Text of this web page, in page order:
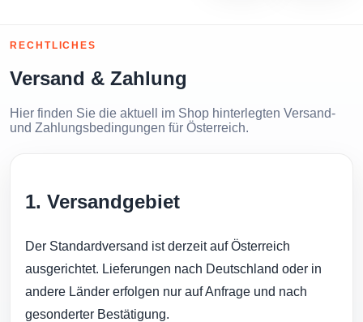
RECHTLICHES
Versand & Zahlung
Hier finden Sie die aktuell im Shop hinterlegten Versand-
und Zahlungsbedingungen für Österreich.
1. Versandgebiet
Der Standardversand ist derzeit auf Österreich
ausgerichtet. Lieferungen nach Deutschland oder in
andere Länder erfolgen nur auf Anfrage und nach
gesonderter Bestätigung.